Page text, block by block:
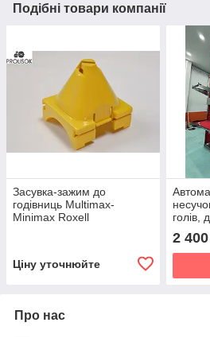
Подібні товари компанії
Засувка-зажим до
годівниць Multimax-
Minimax Roxell
Ціну уточнюйте
голів,
2
Про нас